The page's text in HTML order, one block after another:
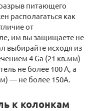
питающего
располагаться как
от
им вы защищаете не
выбирайте исходя из
4 Ga (21 кв.мм)
не более 100 А, а
— не более 150А.
к колонкам